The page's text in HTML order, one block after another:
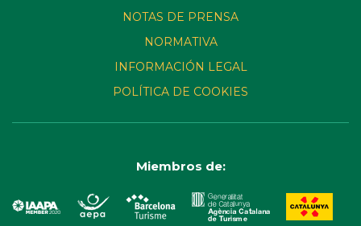
NOTAS DE PRENSA
NORMATIVA
INFORMACIÓN LEGAL
POLÍTICA DE COOKIES
Miembros de: